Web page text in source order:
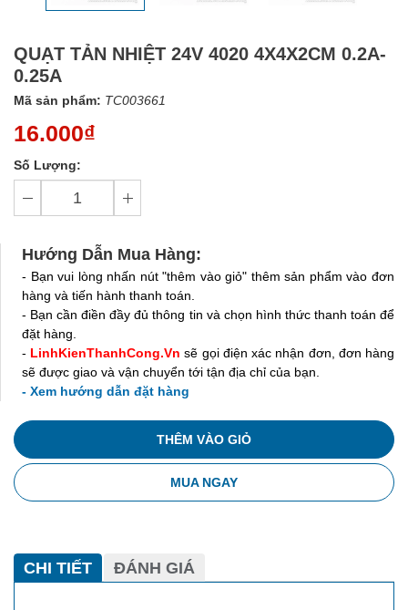
QUẠT TẢN NHIỆT 24V 4020 4X4X2CM 0.2A-
0.25A
Mã sản phẩm: TC003661
16.000₫
Số Lượng:
Hướng Dẫn Mua Hàng:
- Bạn vui lòng nhấn nút "thêm vào giỏ" thêm sản phẩm vào đơn
hàng và tiến hành thanh toán.
- Bạn cần điền đầy đủ thông tin và chọn hình thức thanh toán để
đặt hàng.
- LinhKienThanhCong.Vn sẽ gọi điện xác nhận đơn, đơn hàng
sẽ được giao và vận chuyển tới tận địa chỉ của bạn.
- Xem hướng dẫn đặt hàng
THÊM VÀO GIỎ
MUA NGAY
CHI TIẾT ĐÁNH GIÁ